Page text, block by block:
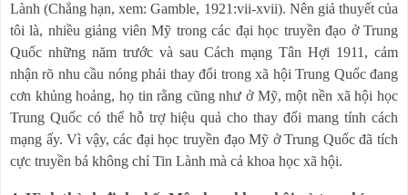
Lành (Chẳng hạn, xem: Gamble, 1921:vii-xvii). Nên giả thuyết của
tôi là, nhiều giảng viên Mỹ trong các đại học truyền đạo ở Trung
Quốc những năm trước và sau Cách mạng Tân Hợi 1911, cảm
nhận rõ nhu cầu nóng phải thay đổi trong xã hội Trung Quốc đang
cơn khủng hoảng, họ tin rằng cũng như ở Mỹ, một nền xã hội học
Trung Quốc có thể hỗ trợ hiệu quả cho thay đổi mang tính cách
mạng ấy. Vì vậy, các đại học truyền đạo Mỹ ở Trung Quốc đã tích
cực truyền bá không chỉ Tin Lành mà cả khoa học xã hội.